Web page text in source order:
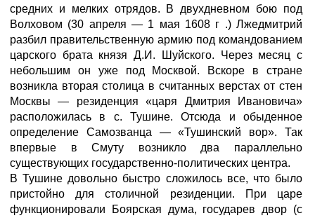
средних и мелких отрядов. В двухдневном бою под
Волховом (30 апреля — 1 мая 1608 г .) Лжедмитрий
разбил правительственную армию под командованием
царского брата князя Д.И. Шуйского. Через месяц с
небольшим он уже под Москвой. Вскоре в стране
возникла вторая столица в считанных верстах от стен
Москвы — резиденция «царя Дмитрия Ивановича»
расположилась в с. Тушине. Отсюда и обыденное
определение Самозванца — «Тушинский вор». Так
впервые в Смуту возникло два параллельно
существующих государственно-политических центра.
В Тушине довольно быстро сложилось все, что было
пристойно для столичной резиденции. При царе
функционировали Боярская дума, государев двор (с